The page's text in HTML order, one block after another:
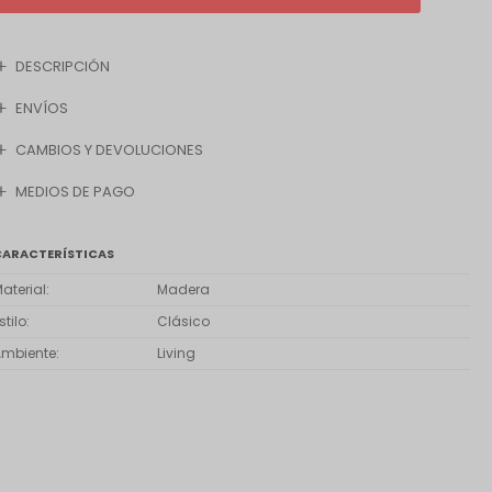
DESCRIPCIÓN
ENVÍOS
CAMBIOS Y DEVOLUCIONES
MEDIOS DE PAGO
Madera
Clásico
Living